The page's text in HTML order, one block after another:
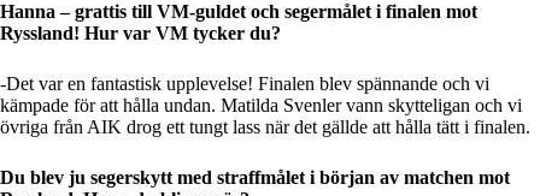
Hanna – grattis till VM-guldet och segermålet i finalen mot
Ryssland! Hur var VM tycker du?
-Det var en fantastisk upplevelse! Finalen blev spännande och vi
kämpade för att hålla undan. Matilda Svenler vann skytteligan och vi
övriga från AIK drog ett tungt lass när det gällde att hålla tätt i finalen.
Du blev ju segerskytt med straffmålet i början av matchen mot